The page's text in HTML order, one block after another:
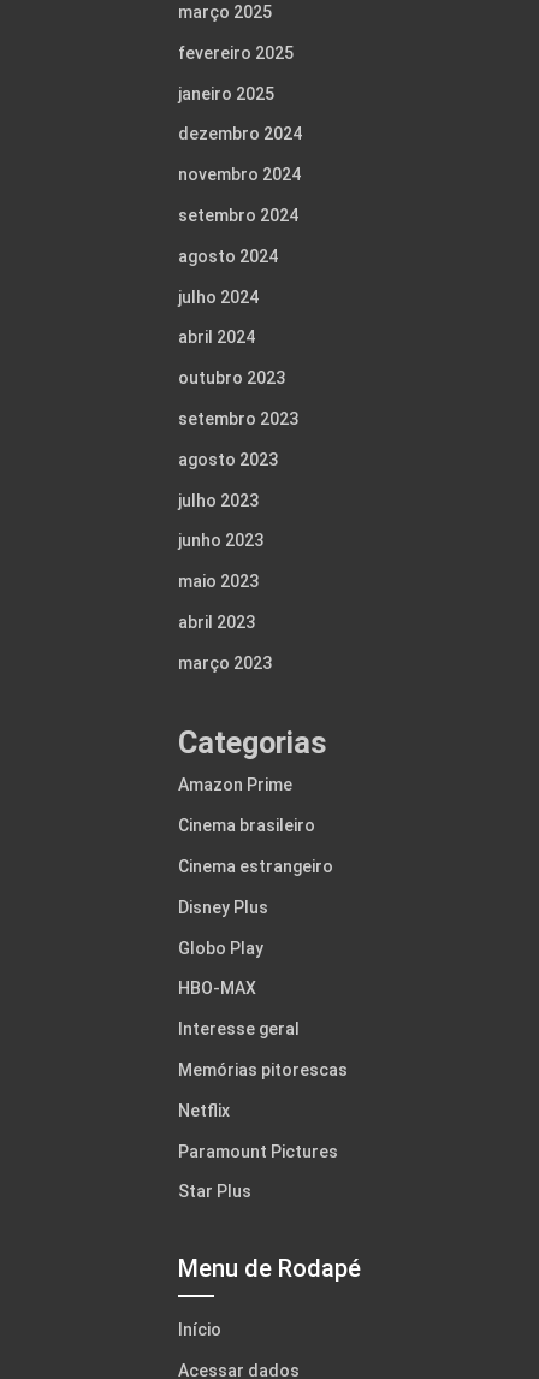
março 2025
fevereiro 2025
janeiro 2025
dezembro 2024
novembro 2024
setembro 2024
agosto 2024
julho 2024
abril 2024
outubro 2023
setembro 2023
agosto 2023
julho 2023
junho 2023
maio 2023
abril 2023
março 2023
Categorias
Amazon Prime
Cinema brasileiro
Cinema estrangeiro
Disney Plus
Globo Play
HBO-MAX
Interesse geral
Memórias pitorescas
Netflix
Paramount Pictures
Star Plus
Menu de Rodapé
Início
Acessar dados